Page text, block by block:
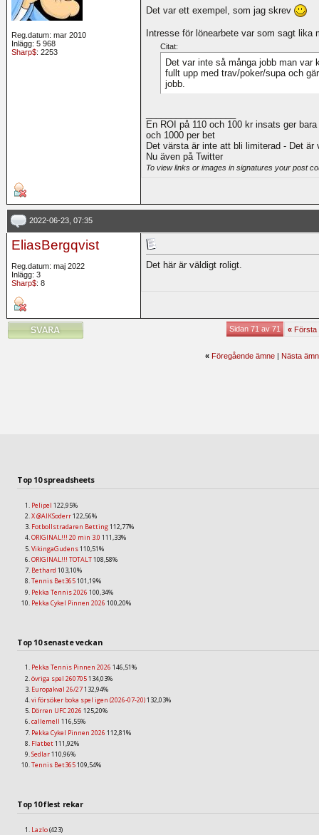
Reg.datum: mar 2010
Inlägg: 5 968
Sharp$: 2253
Det var ett exempel, som jag skrev
Intresse för lönearbete var som sagt lika
Citat:
Det var inte så många jobb man
fullt upp med trav/poker/supa och
jobb.
En ROI på 110 och 100 kr insats ger
och 1000 per bet
Det värsta är inte att bli limiterad - Det är
Nu även på Twitter
To view links or images in signatures your post
2022-06-23, 07:35
EliasBergqvist
Reg.datum: maj 2022
Inlägg: 3
Sharp$: 8
Det här är väldigt roligt.
Sidan 71 av 71 «Första
« Föregående ämne| Nästa
Top 10 spreadsheets
Pelipel 122,95%
X @AIKSoderr122,56%
Fotbollstradaren Betting112,77%
ORIGINAL!!! 20 min 3.0 111,33%
VikingaGudens110,51%
ORIGINAL!!! TOTALT108,58%
Bethard 103,10%
Tennis Bet365101,19%
Pekka Tennis 2026 100,34%
Pekka Cykel Pinnen 2026 100,20%
Top 10 senaste veckan
Pekka Tennis Pinnen 2026 146,51%
övriga spel 260705134,03%
Europakval 26/27132,94%
vi försöker boka spel igen (2026-07-20)132,03%
Dörren UFC 2026 125,20%
callemell 116,55%
Pekka Cykel Pinnen 2026 112,81%
Flatbet111,92%
Sedlar110,96%
Tennis Bet365109,54%
Top 10 flest rekar
Lazlo(423)